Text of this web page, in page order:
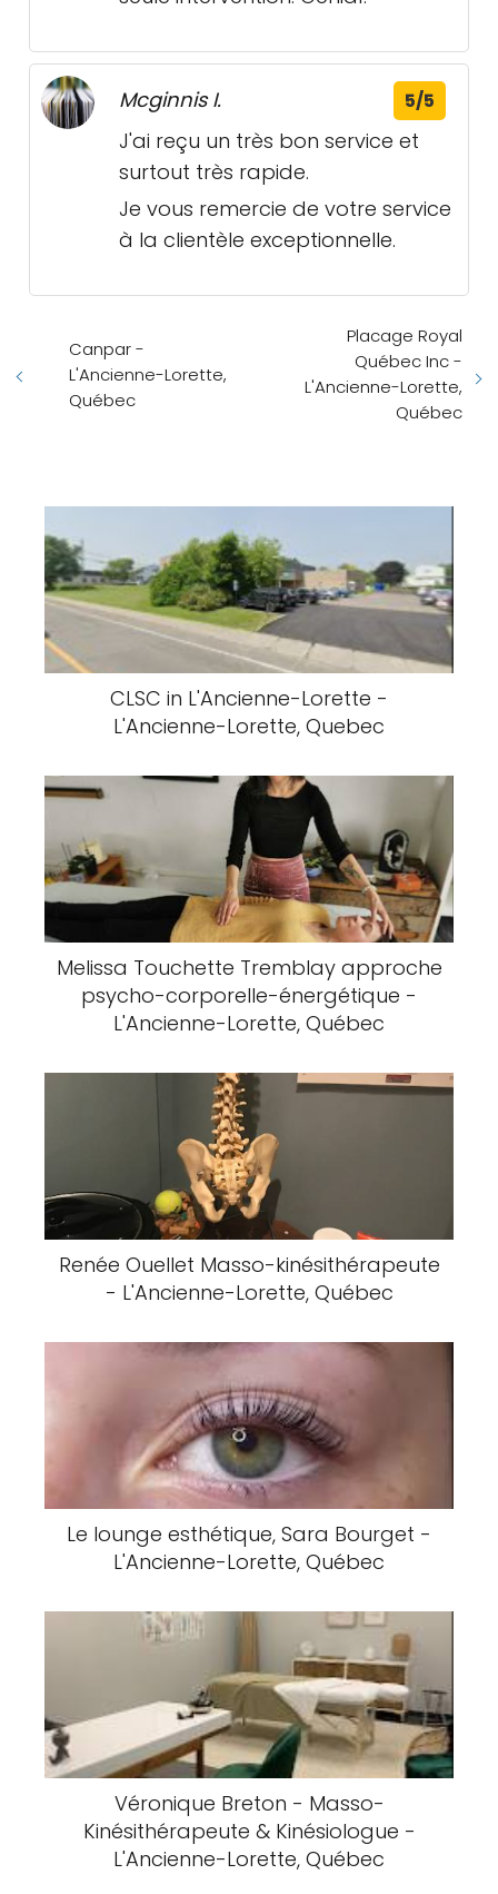
Mcginnis I. 5/5
J'ai reçu un très bon service et
surtout très rapide.
Je vous remercie de votre service
à la clientèle exceptionnelle.
Canpar -
L'Ancienne-Lorette,
Québec
Placage Royal
Québec Inc -
L'Ancienne-Lorette,
Québec
CLSC in L'Ancienne-Lorette -
L'Ancienne-Lorette, Quebec
Melissa Touchette Tremblay approche
psycho-corporelle-énergétique -
L'Ancienne-Lorette, Québec
Renée Ouellet Masso-kinésithérapeute
- L'Ancienne-Lorette, Québec
Le lounge esthétique, Sara Bourget -
L'Ancienne-Lorette, Québec
Véronique Breton - Masso-
Kinésithérapeute & Kinésiologue -
L'Ancienne-Lorette, Québec